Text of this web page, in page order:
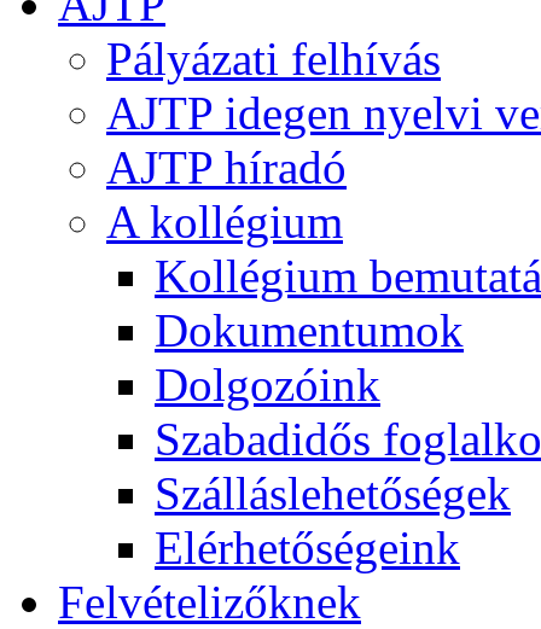
Pályázati felhívás
AJTP idegen nyelvi
AJTP híradó
A kollégium
Kollégium
Dokumentumok
Dolgozóink
Szabadidős
Szálláslehetőségek
Elérhetőségeink
Felvételizőknek